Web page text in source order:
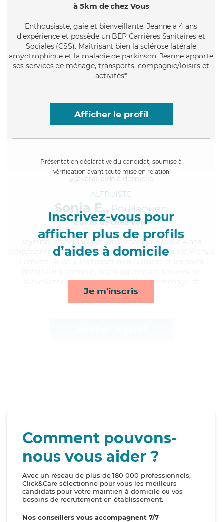
à 5km de chez Vous
Enthousiaste, gaie et bienveillante, Jeanne a 4 ans
d'expérience et possède un BEP Carrières Sanitaires et
Sociales (CSS). Maitrisant bien la sclérose latérale
amyotrophique et la maladie de parkinson, Jeanne apporte
ses services de ménage, transports, compagnie/loisirs et
activités*
Afficher le profil
Présentation déclarative du candidat, soumise à
vérification avant toute mise en relation
Inscrivez-vous pour
afficher plus de profils
d’aides à domicile
Je m'inscris
ALTRUISTE
Sonia E., Poullaouen
à 5km de chez Vous
, infatiguable et expérimentée, Sonia a 4 ans
d'expérience et possède un diplôme d'Assistante De Vie aux
surveillance de nuit, compagnie/loisirs, ménage et
lever/coucher*
Comment pouvons-
nous vous aider ?
Avec un réseau de plus de 180 000 professionnels,
Click&Care sélectionne pour vous les meilleurs
candidats pour votre maintien à domicile ou vos
besoins de recrutement en établissement.
Nos conseillers vous accompagnent 7/7